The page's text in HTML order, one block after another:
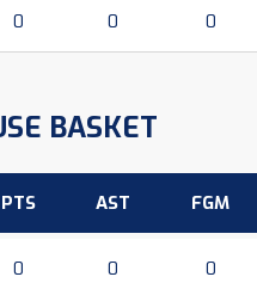
0 0 0
BASKET
PTS AST FGM
0 0 0